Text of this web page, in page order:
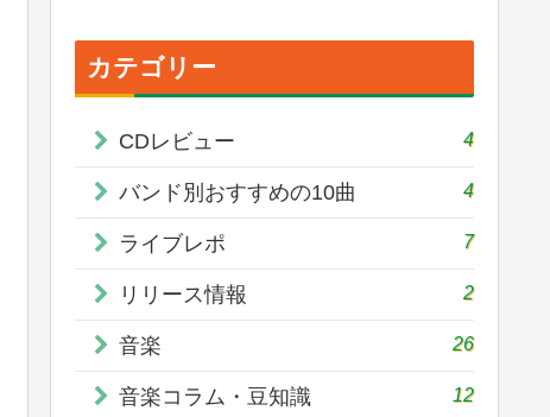
カテゴリー
CDレビュー 4
バンド別おすすめの10曲 4
ライブレポ 7
リリース情報 2
音楽 26
音楽コラム・豆知識 12